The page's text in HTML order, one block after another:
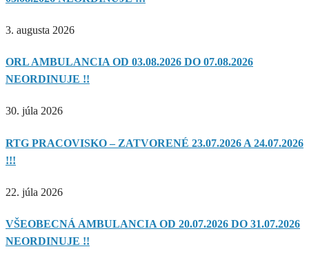
3. augusta 2026
ORL AMBULANCIA OD 03.08.2026 DO 07.08.2026
NEORDINUJE !!
30. júla 2026
RTG PRACOVISKO – ZATVORENÉ 23.07.2026 A 24.07.2026
!!!
22. júla 2026
VŠEOBECNÁ AMBULANCIA OD 20.07.2026 DO 31.07.2026
NEORDINUJE !!